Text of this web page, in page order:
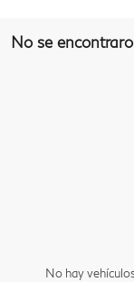
No se
No hay